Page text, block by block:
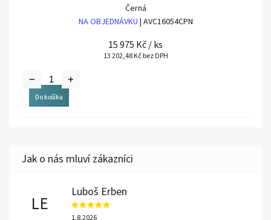
Černá
NA OBJEDNÁVKU | AVC16054CPN
15 975 Kč/ ks
13 202,48 Kč bez DPH
Do košíku
LE
Luboš Erben
1.8.2026